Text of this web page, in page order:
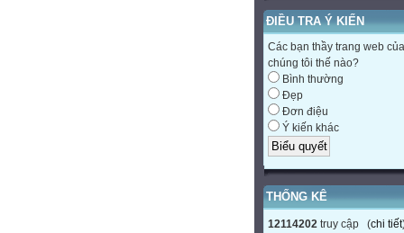
ĐIỀU TRA Ý KIẾN
Các bạn thầy trang web của
chúng tôi thế nào?
Bình thường
Đẹp
Đơn điệu
Ý kiến khác
THỐNG KÊ
12114202 truy cập (chi tiết